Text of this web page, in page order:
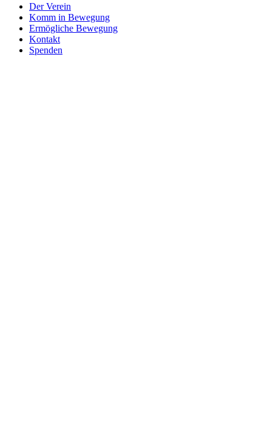
Der Verein
Komm in Bewegung
Ermögliche Bewegung
Kontakt
Spenden